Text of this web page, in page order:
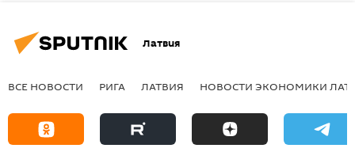
Латвия
ВСЕ НОВОСТИ РИГА ЛАТВИЯ НОВОСТИ ЭКОНОМИКИ